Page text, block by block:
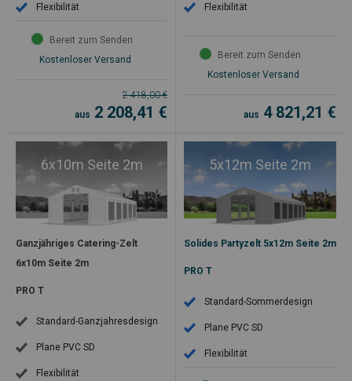
Flexibilität
Bereit zum Senden
Kostenloser Versand
2 418,00€
aus 2 208,41 €
Flexibilität
Bereit zum Senden
Kostenloser Versand
aus 4 821,21 €
6x10m Seite 2m
Ganzjähriges Catering-Zelt
6x10m Seite 2m
PRO T
Standard-Ganzjahresdesign
Plane PVC SD
Flexibilität
5x12m Seite 2m
Solides Partyzelt 5x12m Seite 2m
PRO T
Standard-Sommerdesign
Plane PVC SD
Flexibilität